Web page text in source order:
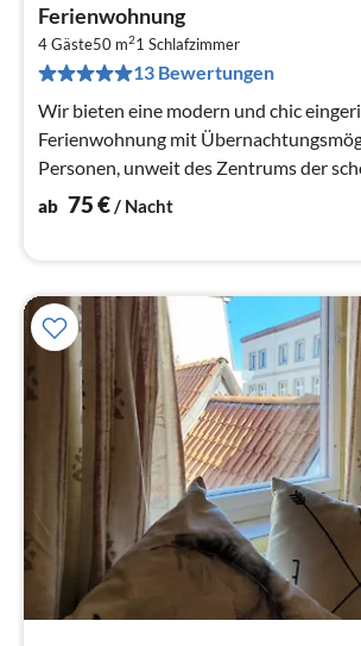
Ferienwohnung
4 Gäste50 m21 Schlafzimmer
13 Bewertungen
Wir bieten eine modern und chic
Ferienwohnung mit
Personen, unweit des Zentrums der
Hansestadt Stralsund.
ab 75€/ Nacht